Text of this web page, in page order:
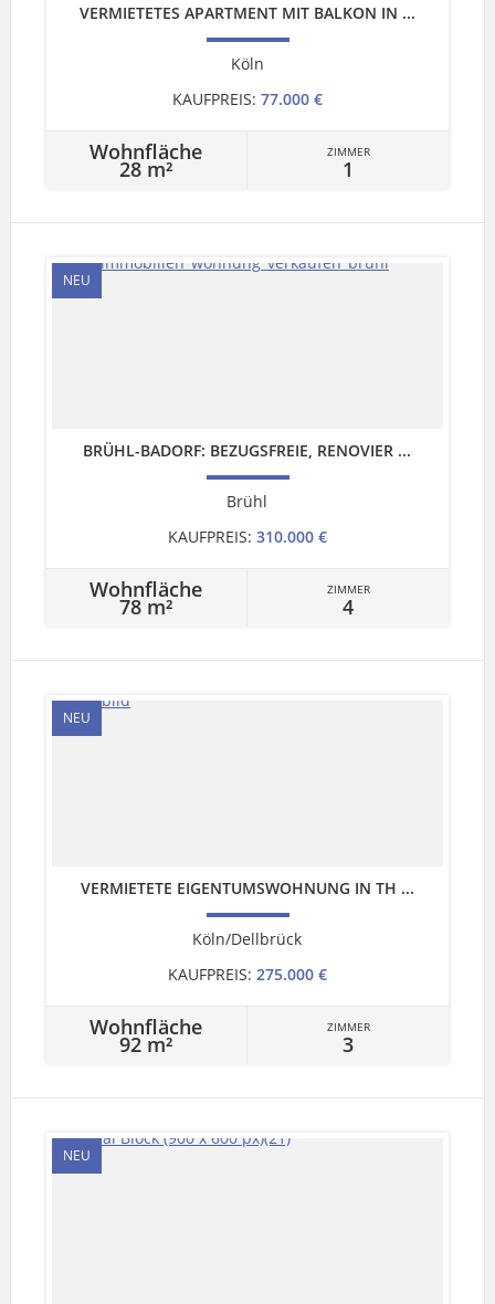
VERMIETETES APARTMENT MIT BALKON IN ...
Köln
KAUFPREIS: 77.000 €
Wohnfläche
28 m²
ZIMMER
1
NEU
BRÜHL-BADORF: BEZUGSFREIE, RENOVIER ...
Brühl
KAUFPREIS: 310.000 €
Wohnfläche
78 m²
ZIMMER
4
NEU
VERMIETETE EIGENTUMSWOHNUNG IN TH ...
Köln/Dellbrück
KAUFPREIS: 275.000 €
Wohnfläche
92 m²
ZIMMER
3
NEU